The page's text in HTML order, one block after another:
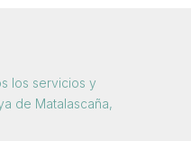
los servicios y
de Matalascaña,